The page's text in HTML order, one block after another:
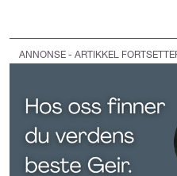
ANNONSE - ARTIKKEL